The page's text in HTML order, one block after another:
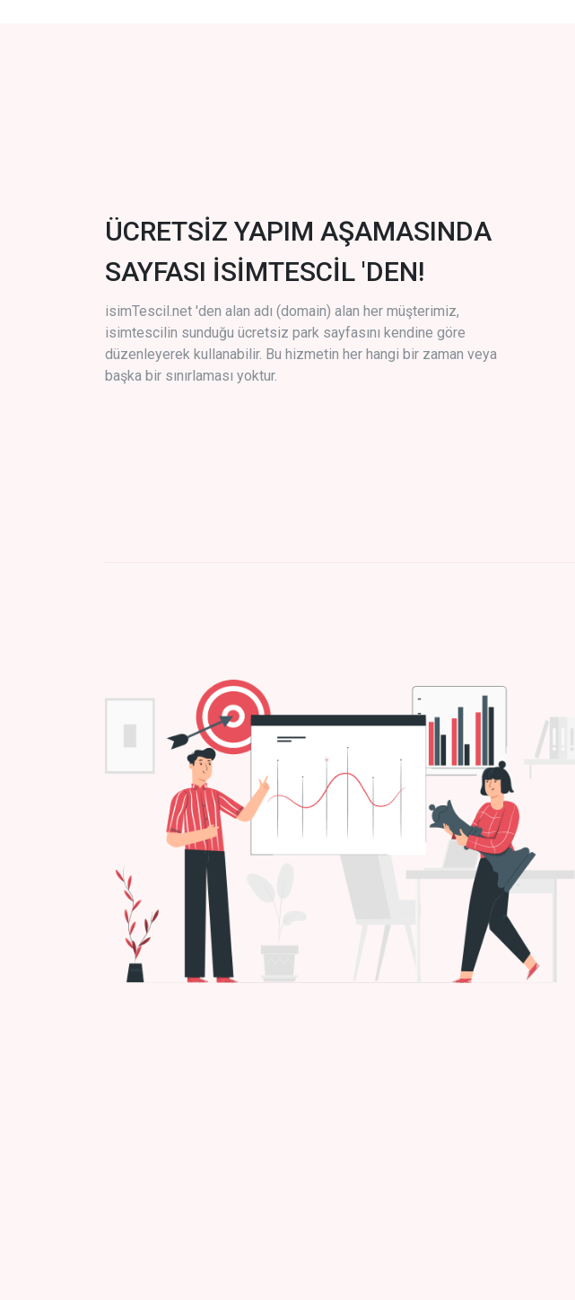
ÜCRETSİZ YAPIM AŞAMASINDA
SAYFASI İSİMTESCİL 'DEN!
isimTescil.net 'den alan adı (domain) alan her müşterimiz,
isimtescilin sunduğu ücretsiz park sayfasını kendine göre
düzenleyerek kullanabilir. Bu hizmetin her hangi bir zaman veya
başka bir sınırlaması yoktur.